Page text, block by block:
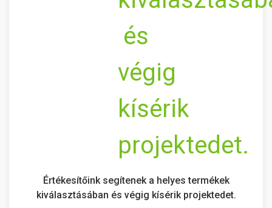
Értékesítőink segítenek a helyes termékek
kiválasztásában és végig kísérik projektedet.